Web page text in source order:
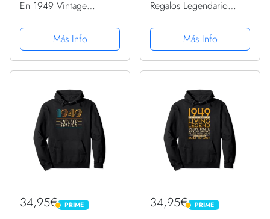
En 1949 Vintage
SudaderaMás Info
Regalos Legendario
SudaderaMás Info
34,95€ PRIME
PRIME 34,95€ PRIME
PRIME